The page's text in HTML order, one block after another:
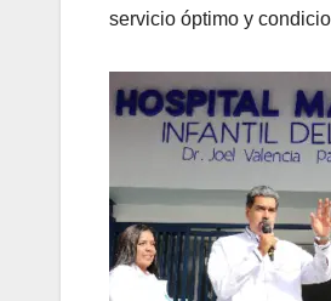
servicio óptimo y